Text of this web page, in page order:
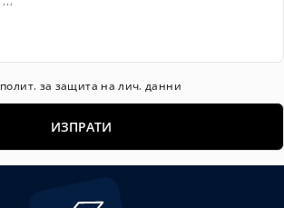
полит. за защита на лич. данни